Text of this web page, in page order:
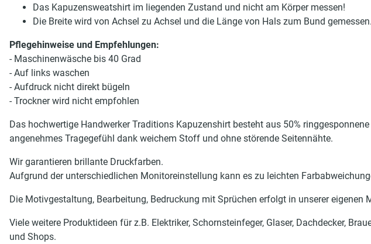
Das Kapuzensweatshirt im liegenden Zustand und nicht am Körper messen!
Die Breite wird von Achsel zu Achsel und die Länge von Hals zum Bund gemessen.
Pflegehinweise und Empfehlungen:
- Maschinenwäsche bis 40 Grad
- Auf links waschen
- Aufdruck nicht direkt bügeln
- Trockner wird nicht empfohlen
Das hochwertige Handwerker Traditions Kapuzenshirt besteht aus 50%
angenehmes Tragegefühl dank weichem Stoff und ohne störende Seitennähte.
Wir garantieren brillante Druckfarben.
Aufgrund der unterschiedlichen Monitoreinstellung kann es zu leichten
Die Motivgestaltung, Bearbeitung, Bedruckung mit Sprüchen erfolgt in unserer
Viele weitere Produktideen für z.B. Elektriker, Schornsteinfeger, Glaser, Dachdecker,
und Shops.